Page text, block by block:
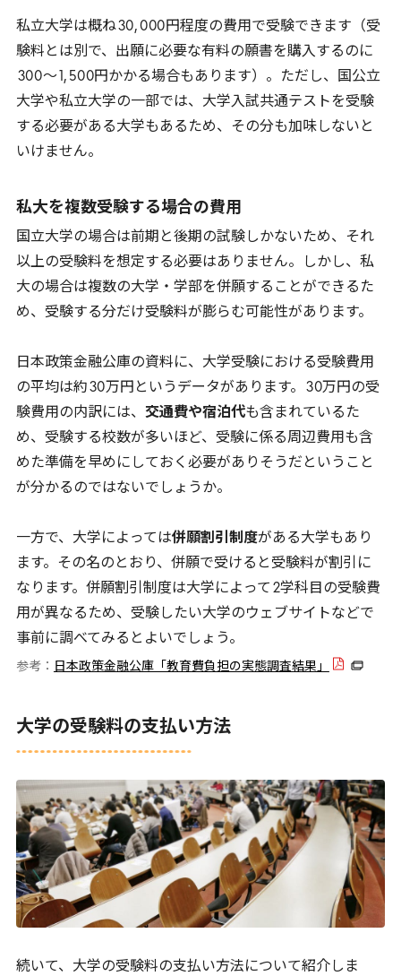
私立大学は概ね30,000円程度の費用で受験できます（受
験料とは別で、出願に必要な有料の願書を購入するのに
300～ , 500円かかる場合もあります）。ただし、国公立
大学や私立大学の一部では、大学入試共通テストを受験
する必要がある大学もあるため、その分も加味しないと
いけません。
私大を複数受験する場合の費用
国立大学の場合は前期と後期の試験しかないため、それ
以上の受験料を想定する必要はありません。しかし、私
大の場合は複数の大学・学部を併願することができるた
め、受験する分だけ受験料が膨らむ可能性があります。
日本政策金融公庫の資料に、大学受験における受験費用
の平均は約30万円というデータがあります。 30万円の受
験費用の内訳には、 交通費や宿泊代も含まれているた
め、受験する校数が多いほど、受験に係る周辺費用も含
めた準備を早めにしておく必要がありそうだということ
が分かるのではないでしょうか。
一方で、大学によっては併願割引制度がある大学もあり
ます。その名のとおり、併願で受けると受験料が割引に
なります。併願割引制度は大学によって 2学科目の受験費
用が異なるため、受験したい大学のウェブサイトなどで
事前に調べてみるとよいでしょう。
参考： 日本政策金融公庫「教育費負担の実態調査結果」
大学の受験料の支払い方法
続いて、大学の受験料の支払い方法について紹介しま